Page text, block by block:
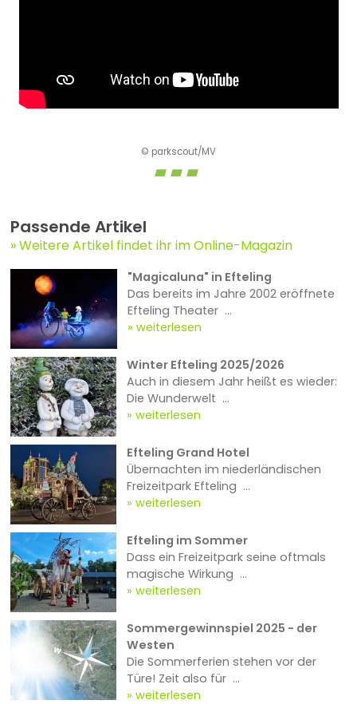
© parkscout/MV
Passende Artikel
Weitere Artikel findet ihr im Online-Magazin
"Magicaluna" in Efteling
Das bereits im Jahre 2002 eröffnete
Efteling Theater ...
weiterlesen
Winter Efteling 2025/2026
Auch in diesem Jahr heißt es wieder:
Die Wunderwelt ...
weiterlesen
Efteling Grand Hotel
Übernachten im niederländischen
Freizeitpark Efteling ...
weiterlesen
Efteling im Sommer
Dass ein Freizeitpark seine oftmals
magische Wirkung ...
weiterlesen
Sommergewinnspiel 2025 - der
Westen
Die Sommerferien stehen vor der
Türe! Zeit also für ...
weiterlesen